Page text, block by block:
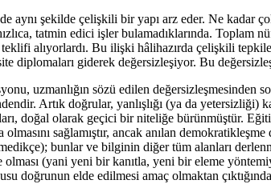
aynı şekilde çelişkili bir yapı arz eder. Ne kadar
tatmin edici işler bulamadıklarında.
alıyorlardı. Bu ilişki hâlihazırda çelişkili
diplomaları giderek değersizleşiyor. Bu
uzmanlığın sözü edilen
Artık doğrular, yanlışlığı (ya da
doğal olarak geçici bir niteliğe bürünmüştür.
olmasını sağlamıştır, ancak anılan
bunlar ve bilginin diğer tüm alanları
(yani yeni bir kanıtla, yeni bir eleme
doğrunun elde edilmesi amaç olmaktan